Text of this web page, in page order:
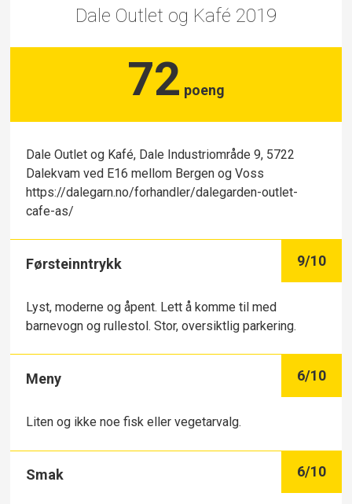
Dale Outlet og Kafé 2019
72 poeng
Dale Outlet og Kafé, Dale Industriområde 9, 5722
Dalekvam ved E16 mellom Bergen og Voss
https://dalegarn.no/forhandler/dalegarden-outlet-
cafe-as/
Førsteinntrykk 9/10
Lyst, moderne og åpent. Lett å komme til med
barnevogn og rullestol. Stor, oversiktlig parkering.
Meny 6/10
Liten og ikke noe fisk eller vegetarvalg.
Smak 6/10